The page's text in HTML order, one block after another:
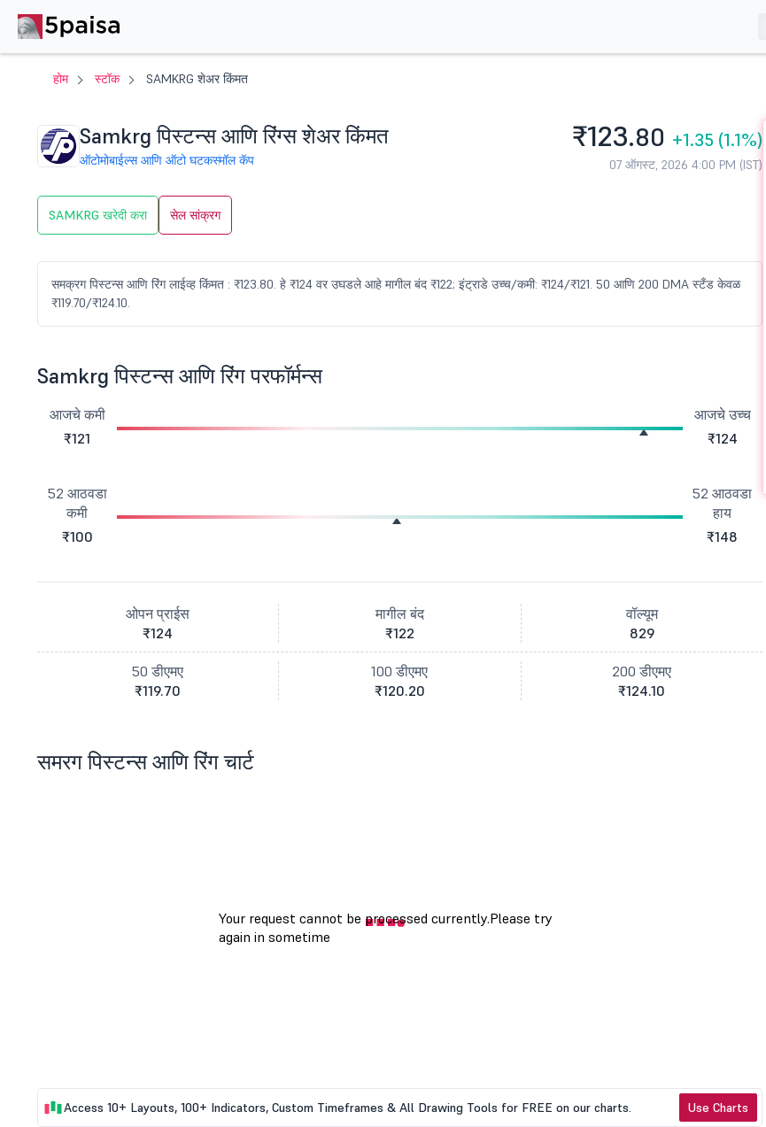
होम स्टॉक SAMKRG शेअर किंमत
Samkrg पिस्टन्स आणि रिंग्स शेअर किंमत
ऑटोमोबाईल्स आणि ऑटो घटकस्मॉल कॅप
₹123.80 +1.35 (1.1%)
07 ऑगस्ट, 2026 4:00 PM (IST)
SAMKRG खरेदी करा सेल सांक्रग
समक्रग पिस्टन्स आणि रिंग लाईव्ह किंमत : ₹123.80. हे ₹124 वर उघडले आहे मागील बंद ₹122; इंट्राडे उच्च/कमी: ₹124/₹121. 50 आणि 200 DMA स्टँड केवळ
₹119.70/₹124.10.
Samkrg पिस्टन्स आणि रिंग परफॉर्मन्स
आजचे कमी
₹121
आजचे उच्च
₹124
52 आठवडा
कमी
₹100
52 आठवडा
हाय
₹148
ओपन प्राईस
₹124
मागील बंद
₹122
वॉल्यूम
829
50 डीएमए
₹119.70
100 डीएमए
₹120.20
200 डीएमए
₹124.10
समरग पिस्टन्स आणि रिंग चार्ट
Access 10+ Layouts, 100+ Indicators, Custom Timeframes & All Drawing Tools for FREE on our charts. Use Charts